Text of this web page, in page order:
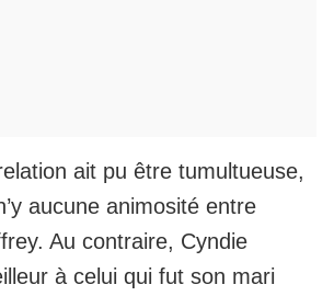
ait pu être tumultueuse,
aucune animosité entre
Au contraire, Cyndie
à celui qui fut son mari